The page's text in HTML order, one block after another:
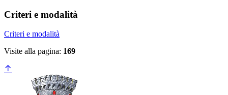
Criteri e modalità
Criteri e modalità
Visite alla pagina: 169